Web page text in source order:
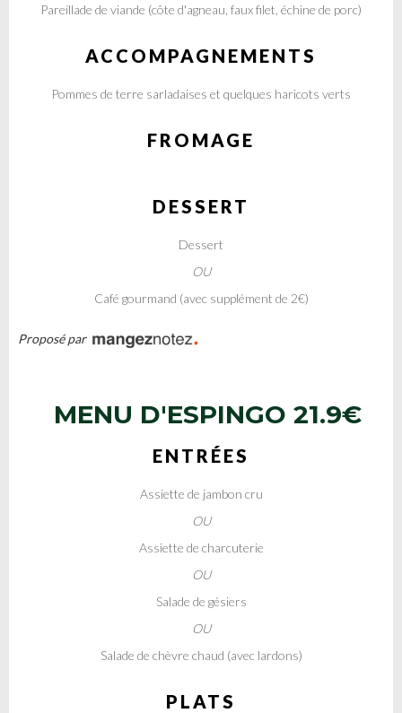
Pareillade de viande (côte d'agneau, faux filet, échine de porc)
ACCOMPAGNEMENTS
Pommes de terre sarladaises et quelques haricots verts
FROMAGE
DESSERT
Dessert
OU
Café gourmand (avec supplément de 2€)
Proposé par
MENU D'ESPINGO 21.9€
ENTRÉES
Assiette de jambon cru
OU
Assiette de charcuterie
OU
Salade de gésiers
OU
Salade de chèvre chaud (avec lardons)
PLATS